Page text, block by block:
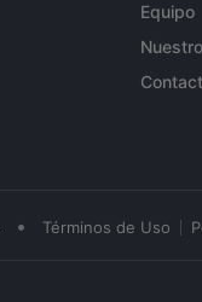
Equipo
• Términos de Uso